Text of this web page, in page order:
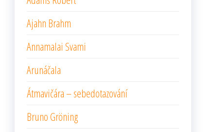
Ajahn Brahm
Annamalai Svami
Arunáčala
Átmavičára – sebedotazování
Bruno Gröning